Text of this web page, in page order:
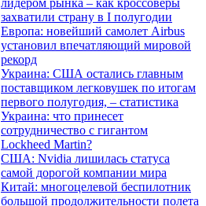
захватили страну в I полугодии
Европа: новейший самолет Airbus
установил впечатляющий мировой
рекорд
Украина: США остались главным
поставщиком легковушек по итогам
первого полугодия, – статистика
Украина: что принесет
сотрудничество с гигантом
Lockheed Martin?
США: Nvidia лишилась статуса
самой дорогой компании мира
Китай: многоцелевой беспилотник
большой продолжительности полета